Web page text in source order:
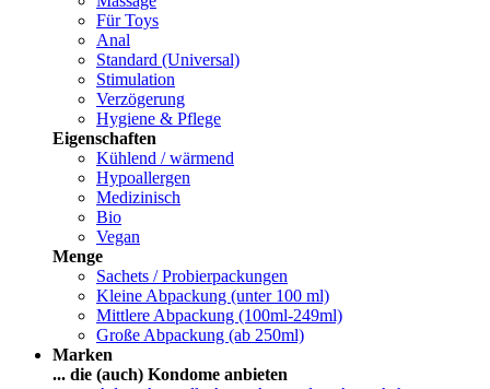
Für Toys
Anal
Standard (Universal)
Stimulation
Verzögerung
Hygiene & Pflege
Eigenschaften
Kühlend / wärmend
Hypoallergen
Medizinisch
Bio
Vegan
Menge
Sachets / Probierpackungen
Kleine Abpackung (unter 100 ml)
Mittlere Abpackung (100ml-249ml)
Große Abpackung (ab 250ml)
Marken
... die (auch) Kondome anbieten